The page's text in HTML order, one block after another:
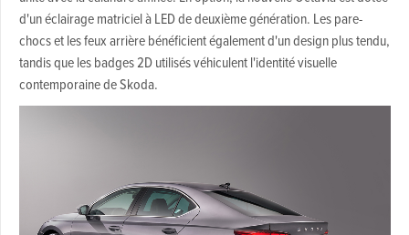
d'un éclairage matriciel à LED de deuxième génération. Les pare-
chocs et les feux arrière bénéficient également d'un design plus tendu,
tandis que les badges 2D utilisés véhiculent l'identité visuelle
contemporaine de Skoda.